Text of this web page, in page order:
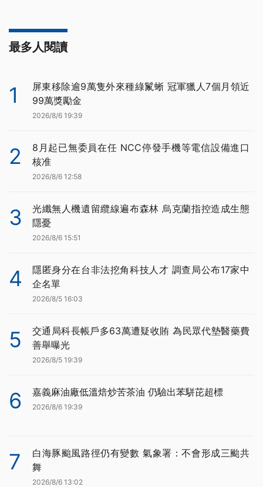
最多人閱讀
1
屏東移除逾9萬隻外來種綠鬣蜥 冠軍獵人7個月領近
99萬獎勵金
2026/8/6 19:39
2
8月起已無委員在任 NCC停發手機等電信設備進口
核准
2026/8/6 12:58
3
光纖無人機遺留纜線遍布森林 烏克蘭指控造成生態
隱憂
2026/8/6 15:51
4
隱匿身分在台非法挖角科技人才 調查局公布17家中
企名單
2026/8/5 16:03
5
交通局科長帳戶多63萬遭疑收賄 為民眾代墊醫藥費
善舉曝光
2026/8/5 19:39
6 嘉義麻油廠低溫焙炒苦茶油 仍驗出苯駢芘超標
2026/8/6 19:39
7
白海豚颱風路徑仍有變數 氣象署：不會形成三颱共
舞
2026/8/6 13:02